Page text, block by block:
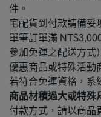
件。
宅配貨到付款請備妥
單筆訂單滿
參加免運之配送方式
優惠商品或特殊活動
若符合免運資格，系
商品材積過大或特殊
付款方式，請以商品